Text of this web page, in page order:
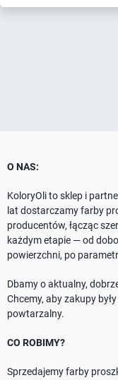
O NAS:
KoloryOli to sklep i
lat dostarczamy farby
producentów, łącząc
każdym etapie — od
powierzchni, po
Dbamy o aktualny,
Chcemy, aby zakupy
powtarzalny.
CO ROBIMY?
Sprzedajemy farby